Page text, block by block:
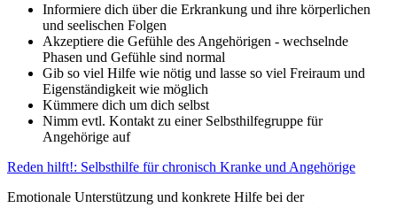
Informiere dich über die Erkrankung und ihre körperlichen
und seelischen Folgen
Akzeptiere die Gefühle des Angehörigen - wechselnde
Phasen und Gefühle sind normal
Gib so viel Hilfe wie nötig und lasse so viel Freiraum und
Eigenständigkeit wie möglich
Kümmere dich um dich selbst
Nimm evtl. Kontakt zu einer Selbsthilfegruppe für
Angehörige auf
Reden hilft!: Selbsthilfe für chronisch Kranke und Angehörige
Emotionale Unterstützung und konkrete Hilfe bei der